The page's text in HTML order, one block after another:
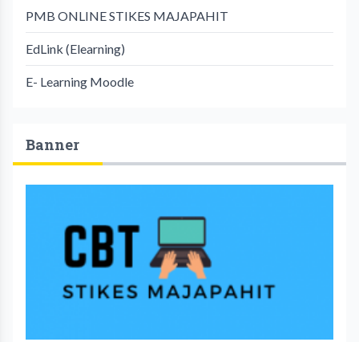
PMB ONLINE STIKES MAJAPAHIT
EdLink (Elearning)
E- Learning Moodle
Banner